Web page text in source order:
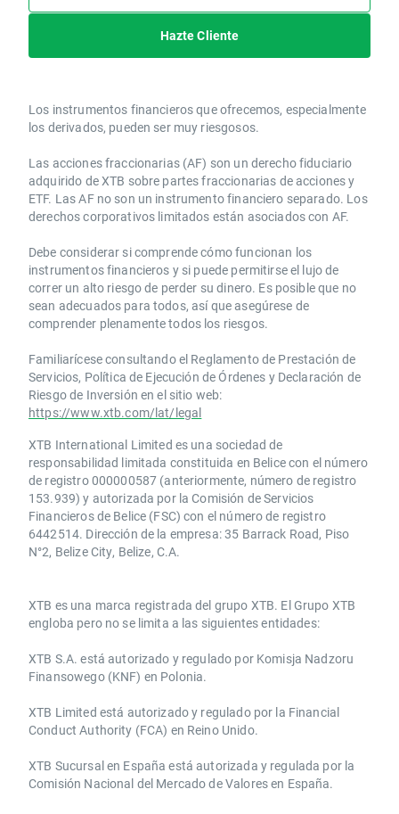
Hazte Cliente
Los instrumentos financieros que ofrecemos, especialmente
los derivados, pueden ser muy riesgosos.
Las acciones fraccionarias (AF) son un derecho fiduciario
adquirido de XTB sobre partes fraccionarias de acciones y
ETF. Las AF no son un instrumento financiero separado. Los
derechos corporativos limitados están asociados con AF.
Debe considerar si comprende cómo funcionan los
instrumentos financieros y si puede permitirse el lujo de
correr un alto riesgo de perder su dinero. Es posible que no
sean adecuados para todos, así que asegúrese de
comprender plenamente todos los riesgos.
Familiarícese consultando el Reglamento de Prestación de
Servicios, Política de Ejecución de Órdenes y Declaración de
Riesgo de Inversión en el sitio web:
https://www.xtb.com/lat/legal
XTB International Limited es una sociedad de
responsabilidad limitada constituida en Belice con el número
de registro 000000587 (anteriormente, número de registro
153.939) y autorizada por la Comisión de Servicios
Financieros de Belice (FSC) con el número de registro
6442514. Dirección de la empresa: 35 Barrack Road, Piso
N°2, Belize City, Belize, C.A.
​​XTB es una marca registrada del grupo XTB. El Grupo XTB
engloba pero no se limita a las siguientes entidades:
XTB S.A.​ está autorizado y regulado por Komisja Nadzoru
Finansowego (KNF) ​en Polonia.
XTB Limited ​está autorizado y regulado por la ​Financial
Conduct Authority ​(FCA) en ​​Reino Unido.
XTB Sucursal en España está autorizada y regulada por la
Comisión Nacional del Mercado de Valores en España.